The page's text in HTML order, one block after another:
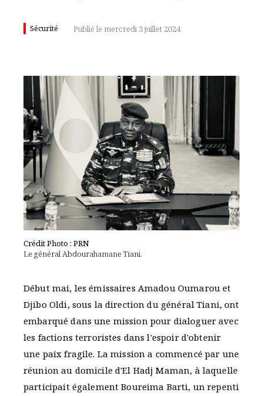
Sécurité Publié le mercredi 3 juillet 2024
Crédit Photo : PRN
Le général Abdourahamane Tiani.
Début mai, les émissaires Amadou Oumarou et
Djibo Oldi, sous la direction du général Tiani, ont
embarqué dans une mission pour dialoguer avec
les factions terroristes dans l'espoir d'obtenir
une paix fragile. La mission a commencé par une
réunion au domicile d'El Hadj Maman, à laquelle
participait également Boureima Barti, un repenti